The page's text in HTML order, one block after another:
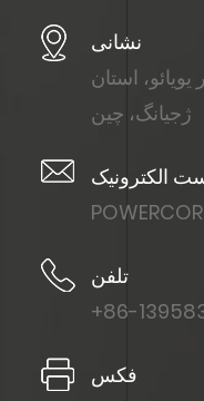
نشانی
استان
ژجیانگ، چین
الکترونیک
تلفن
+86-
فکس